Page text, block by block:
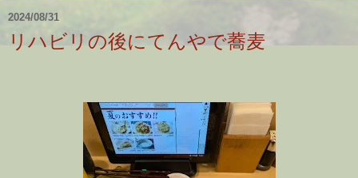
2024/08/31
リハビリの後にてんやで蕎麦